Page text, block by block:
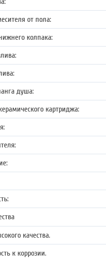
от пола:
колпака:
душа:
картриджа:
качества.
к коррозии.